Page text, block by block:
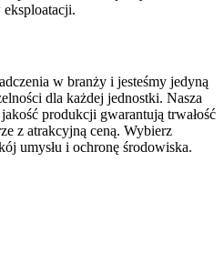
w branży i jesteśmy jedyną
dla każdej jednostki. Nasza
produkcji gwarantują trwałość
z atrakcyjną ceną. Wybierz
umysłu i ochronę środowiska.